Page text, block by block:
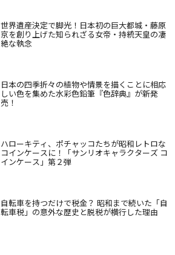
世界遺産決定で脚光！日本初の巨大都城・藤原
京を創り上げた知られざる女帝・持統天皇の凄
絶な執念
日本の四季折々の植物や情景を描くことに相応
しい色を集めた水彩色鉛筆『色辞典』が新発
売！
ハローキティ、ポチャッコたちが昭和レトロな
コインケースに！「サンリオキャラクターズ コ
インケース」第２弾
自転車を持つだけで税金？ 昭和まで続いた「自
転車税」の意外な歴史と脱税が横行した理由